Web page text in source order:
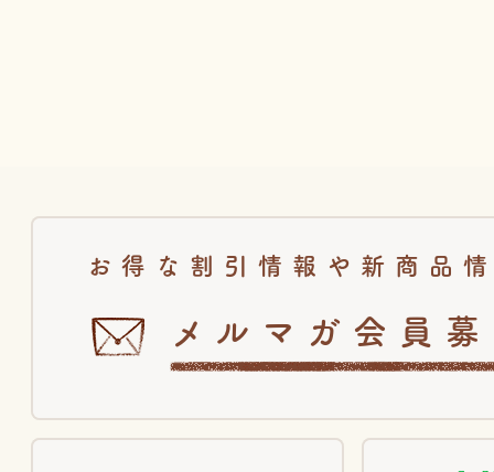
お得な割引情報や新商品
メルマガ会員